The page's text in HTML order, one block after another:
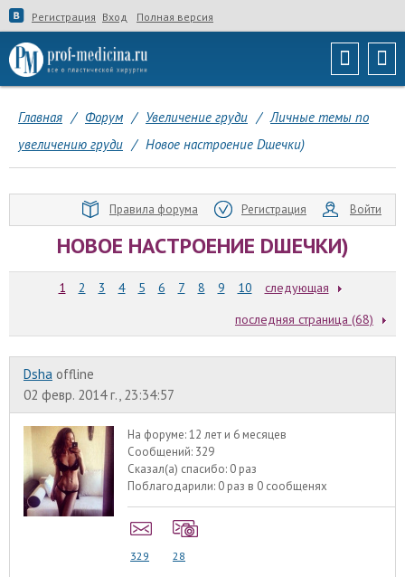
Регистрация Вход Полная версия
Главная / Форум / Увеличение груди / Личные темы по
увеличению груди / Новое настроение Dшечки)
Правила форума Регистрация Войти
НОВОЕ НАСТРОЕНИЕ DШЕЧКИ)
1 2 3 4 5 6 7 8 9 10
следующая
последняя страница (68)
Dsha offline
02 февр. 2014 г., 23:34:57
На форуме:12 лет и 6 месяцев
Сообщений: 329
Сказал(а) спасибо: 0 раз
Поблагодарили: 0 раз в 0 сообщенях
329 28